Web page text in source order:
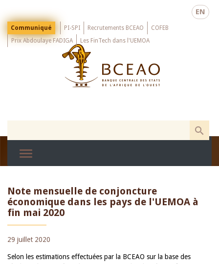
main
EN
Menu
Top
Communiqué PI-SPI Recrutements BCEAO
COFEB
Prix Abdoulaye FADIGA
Les FinTech dans l'UEMOA
Note mensuelle de conjoncture
économique dans les pays de l'UEMOA à
fin mai 2020
29 juillet 2020
Selon les estimations effectuées par la BCEAO sur la base des